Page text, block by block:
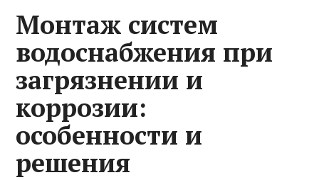
Монтаж систем
водоснабжения при
загрязнении и
коррозии:
особенности и
решения